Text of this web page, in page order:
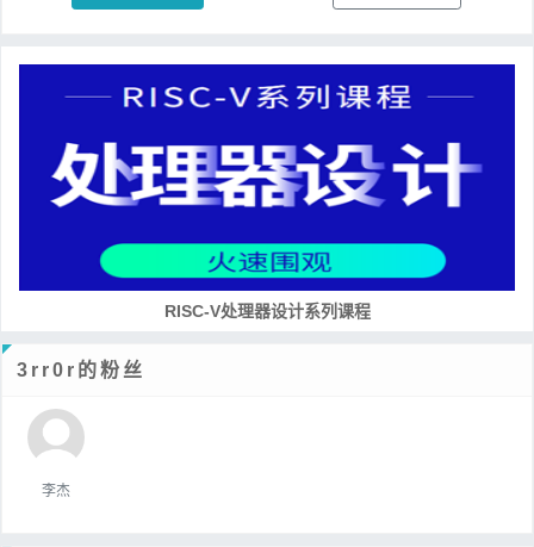
RISC-V处理器设计系列课程
3rr0r的粉丝
李杰